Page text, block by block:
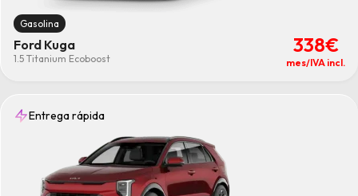
Gasolina
Ford Kuga
1.5 Titanium Ecoboost
338€
mes/IVA incl.
Entrega rápida